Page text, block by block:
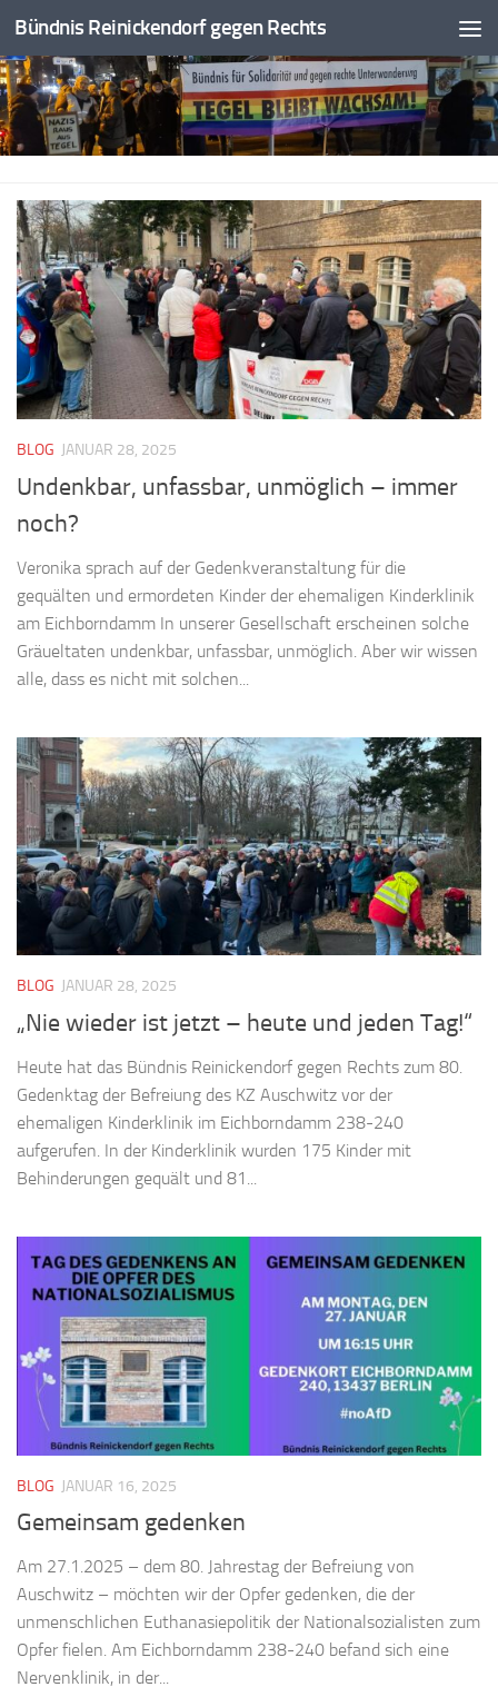
Zum Inhalt springen
Bündnis Reinickendorf gegen Rechts
BLOG JANUAR 28, 2025
Undenkbar, unfassbar, unmöglich – immer
noch?
Veronika sprach auf der Gedenkveranstaltung für die
gequälten und ermordeten Kinder der ehemaligen Kinderklinik
am Eichborndamm In unserer Gesellschaft erscheinen solche
Gräueltaten undenkbar, unfassbar, unmöglich. Aber wir wissen
alle, dass es nicht mit solchen...
BLOG JANUAR 28, 2025
„Nie wieder ist jetzt – heute und jeden Tag!“
Heute hat das Bündnis Reinickendorf gegen Rechts zum 80.
Gedenktag der Befreiung des KZ Auschwitz vor der
ehemaligen Kinderklinik im Eichborndamm 238-240
aufgerufen. In der Kinderklinik wurden 175 Kinder mit
Behinderungen gequält und 81...
BLOG JANUAR 16, 2025
Gemeinsam gedenken
Am 27.1.2025 – dem 80. Jahrestag der Befreiung von
Auschwitz – möchten wir der Opfer gedenken, die der
unmenschlichen Euthanasiepolitik der Nationalsozialisten zum
Opfer fielen. Am Eichborndamm 238-240 befand sich eine
Nervenklinik, in der...